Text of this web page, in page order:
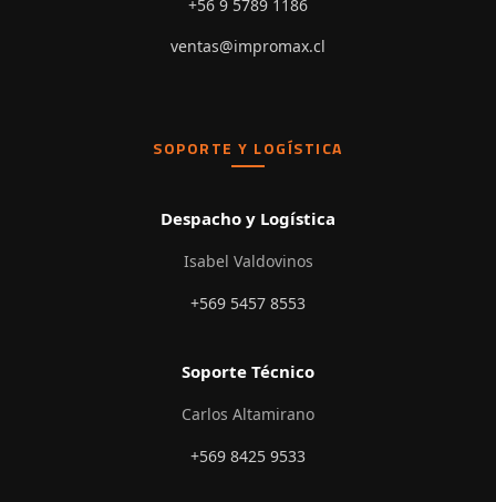
+56 9 5789 1186
ventas@impromax.cl
SOPORTE Y LOGÍSTICA
Despacho y Logística
Isabel Valdovinos
+569 5457 8553
Soporte Técnico
Carlos Altamirano
+569 8425 9533